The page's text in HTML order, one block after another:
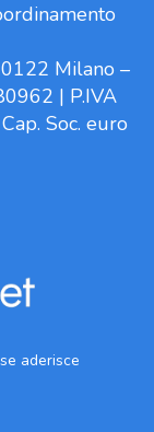
Milano –
| P.IVA
Soc. euro
aderisce